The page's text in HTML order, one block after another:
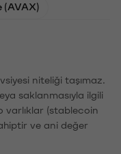
(AVAX)
niteliği taşımaz.
saklanmasıyla ilgili
varlıklar (stablecoin
ve ani değer